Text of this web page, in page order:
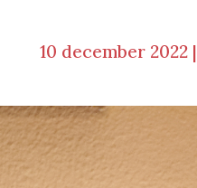
10 december 2022|